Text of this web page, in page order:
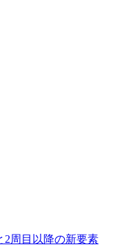
2周目以降の新要素